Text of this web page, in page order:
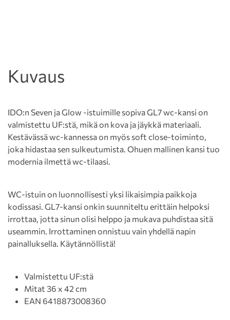
Kuvaus
IDO:n Seven ja Glow -istuimille sopiva GL7 wc-kansi on
valmistettu UF:stä, mikä on kova ja jäykkä materiaali.
Kestävässä wc-kannessa on myös soft close-toiminto,
joka hidastaa sen sulkeutumista. Ohuen mallinen kansi tuo
modernia ilmettä wc-tilaasi.
WC-istuin on luonnollisesti yksi likaisimpia paikkoja
kodissasi. GL7-kansi onkin suunniteltu erittäin helpoksi
irrottaa, jotta sinun olisi helppo ja mukava puhdistaa sitä
useammin. Irrottaminen onnistuu vain yhdellä napin
painalluksella. Käytännöllistä!
Valmistettu UF:stä
Mitat 36 x 42 cm
EAN 6418873008360